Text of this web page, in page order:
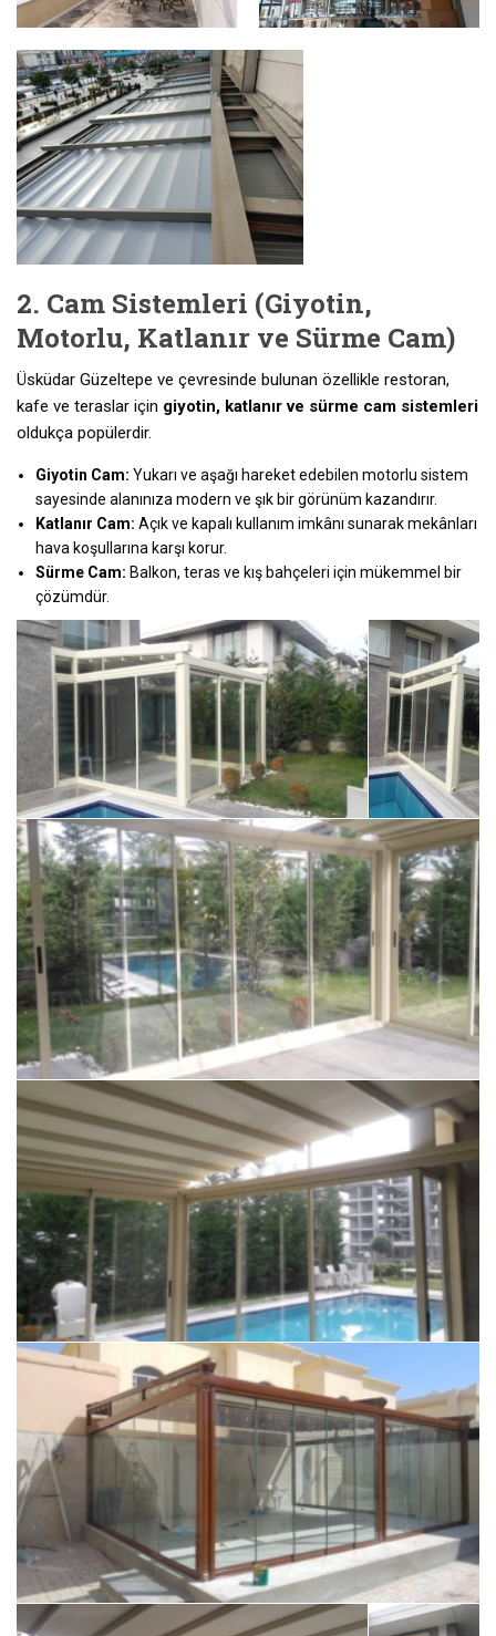
2. Cam Sistemleri (Giyotin,
Motorlu, Katlanır ve Sürme Cam)
Üsküdar Güzeltepe ve çevresinde bulunan özellikle restoran,
kafe ve teraslar için giyotin, katlanır ve sürme cam sistemleri
oldukça popülerdir.
Giyotin Cam: Yukarı ve aşağı hareket edebilen motorlu sistem
sayesinde alanınıza modern ve şık bir görünüm kazandırır.
Katlanır Cam: Açık ve kapalı kullanım imkânı sunarak mekânları
hava koşullarına karşı korur.
Sürme Cam: Balkon, teras ve kış bahçeleri için mükemmel bir
çözümdür.